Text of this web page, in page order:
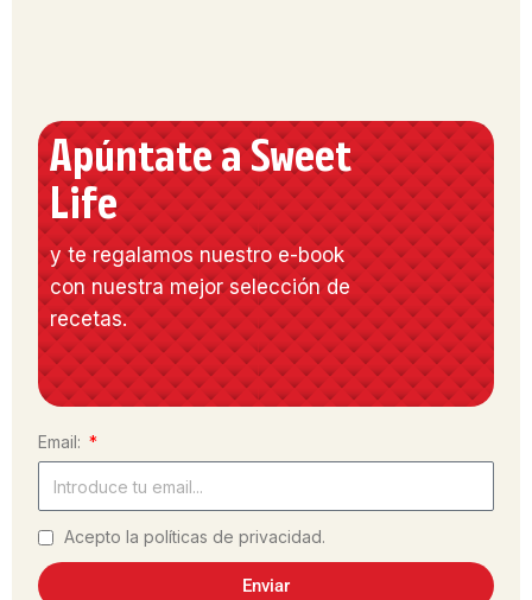
Apúntate a Sweet
Life
y te regalamos nuestro e-book
con nuestra mejor selección de
recetas.
Email:
Acepto la políticas de privacidad.
Enviar